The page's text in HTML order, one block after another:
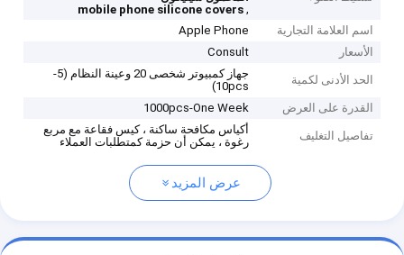
,
mobile phone silicone covers
اسم العلامة التجارية
Apple Phone
الأسعار
Consult
الحد الأدنى لكمية
جهاز كمبيوتر شخصى 20 وعينة النظام (5-
10pcs)
القدرة على العرض
1000pcs-One Week
تفاصيل التغليف
أكياس مكافحة ساكنة ، كيس فقاعة مع مربع
رغوة ، يمكن أن حزمة كمتطلبات العملاء
عرض المزيد